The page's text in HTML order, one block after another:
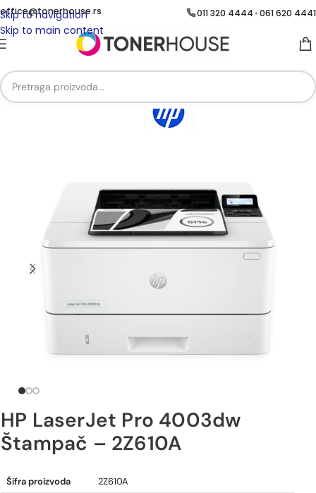
Skip to navigation
Skip to main content
office@tonerhouse.rs 011 320 4444 •061 620 4441
Početna
HP LaserJet Pro 4003dw
Štampač – 2Z610A
HP LaserJet Pro 4003dw Štampač
Šifra proizvoda
2Z610A